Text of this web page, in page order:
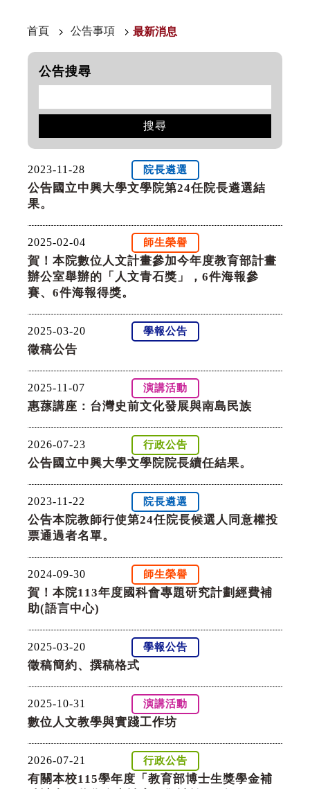
首頁 公告事項 最新消息
公告搜尋
搜尋
2023-11-28 院長遴選
公告國立中興大學文學院第24任院長遴選結
果。
2025-02-04 師生榮譽
賀！本院數位人文計畫參加今年度教育部計畫
辦公室舉辦的「人文青石獎」，6件海報參
賽、6件海報得獎。
2025-03-20 學報公告
徵稿公告
2025-11-07 演講活動
惠蓀講座：台灣史前文化發展與南島民族
2026-07-23 行政公告
公告國立中興大學文學院院長續任結果。
2023-11-22 院長遴選
公告本院教師行使第24任院長候選人同意權投
票通過者名單。
2024-09-30 師生榮譽
賀！本院113年度國科會專題研究計劃經費補
助(語言中心)
2025-03-20 學報公告
徵稿簡約、撰稿格式
2025-10-31 演講活動
數位人文教學與實踐工作坊
2026-07-21 行政公告
有關本校115學年度「教育部博士生獎學金補